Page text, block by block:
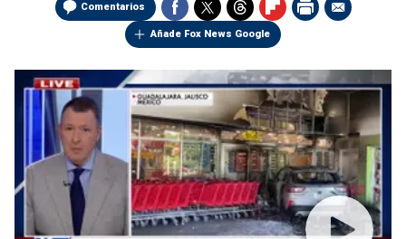
Comentarios
Añade Fox News Google